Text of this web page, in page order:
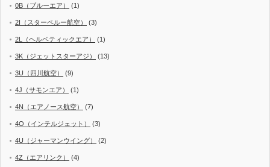
0B（ブルーエア） (1)
2I（スターペルー航空） (3)
2L（ヘルベティックエア） (1)
3K（ジェットスターアジ） (13)
3U（四川航空） (9)
4J（サモンエア） (1)
4N（エアノース航空） (7)
4O（インテルジェット） (3)
4U（ジャーマンウイング） (2)
4Z（エアリンク） (4)